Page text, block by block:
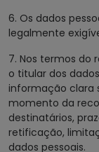
6. Os dados
legalmente
7. Nos termos do
o titular dos
informação clara
momento da
destinatários,
retificação,
dados pessoais.